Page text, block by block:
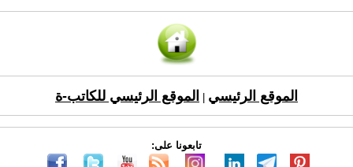
الموقع الرئيسي الموقع الرئيسي للكاتب-ة
تابعونا على: